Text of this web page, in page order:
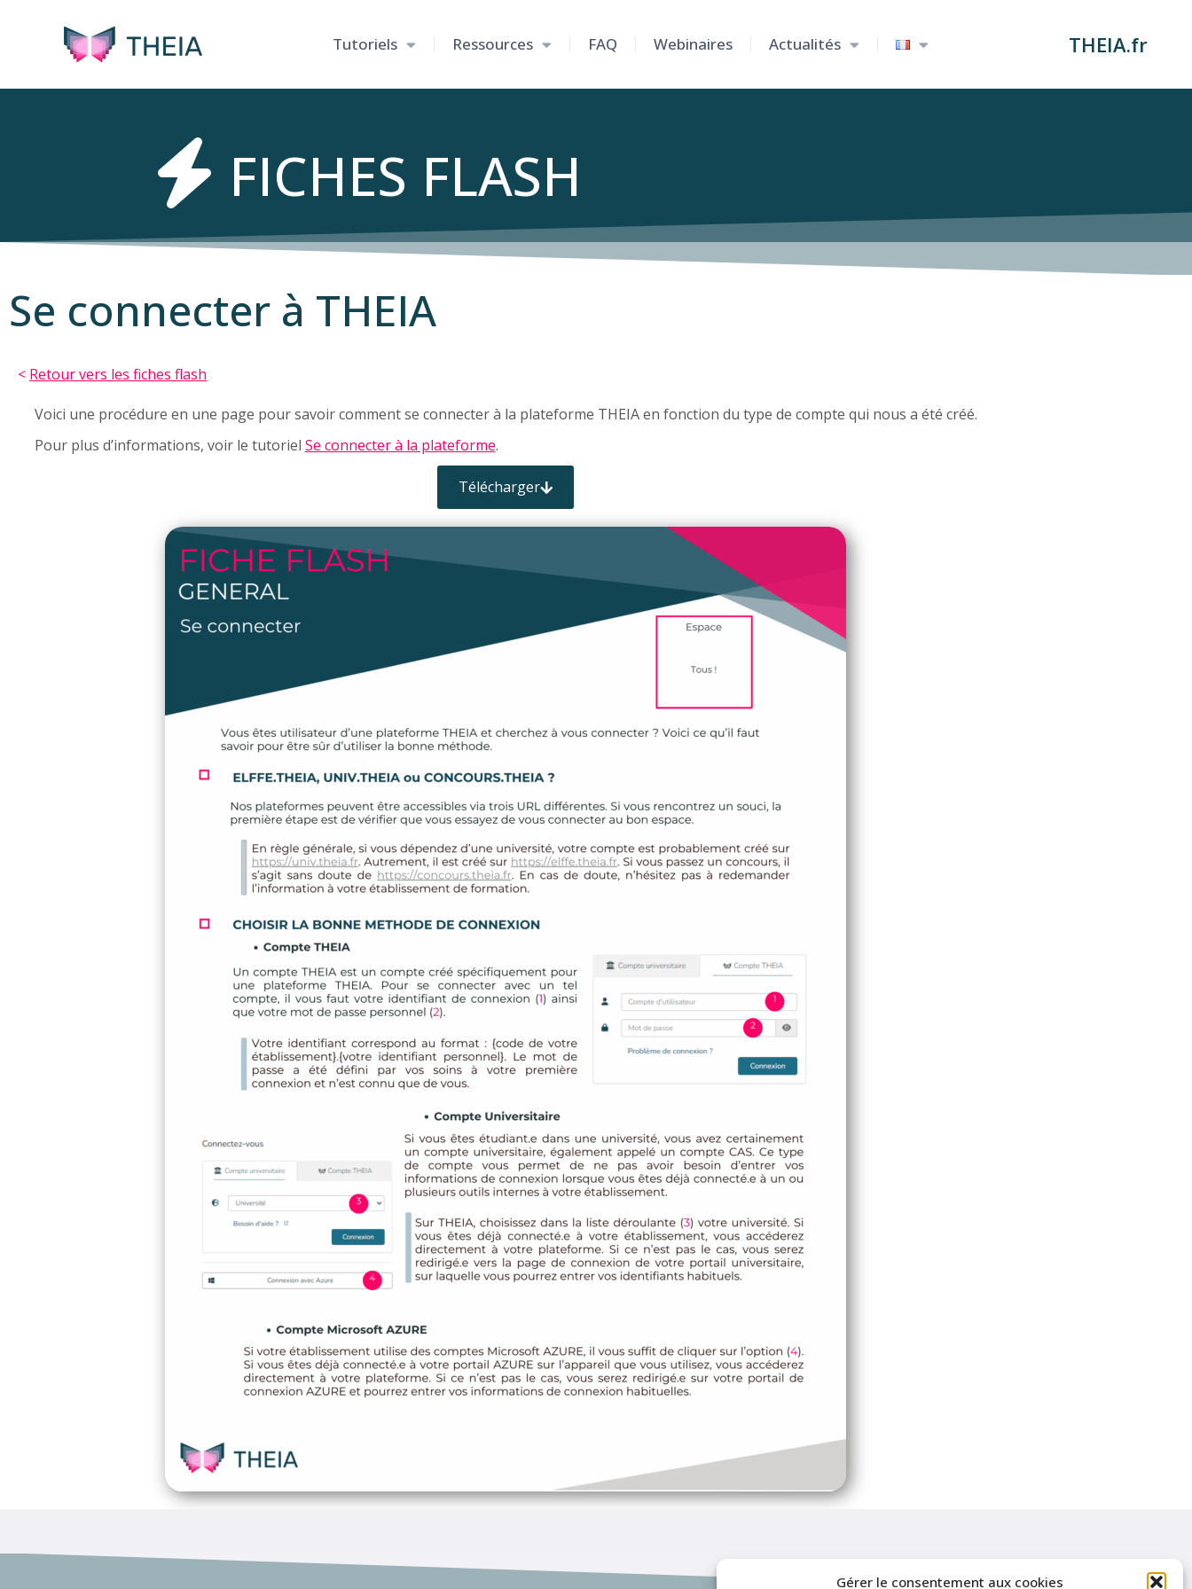
Gérer le consentement aux cookies
Tutoriels Ressources FAQ Webinaires Actualités THEIA.fr
FICHES FLASH
Se connecter à THEIA
< Retour vers les fiches flash
Voici une procédure en une page pour savoir comment se connecter à la plateforme THEIA en fonction du type de compte qui nous a été créé.
Pour plus d’informations, voir le tutoriel Se connecter à la plateforme.
Télécharger